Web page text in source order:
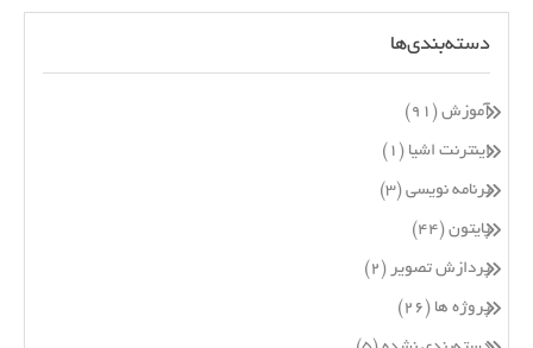
دسته‌بندی‌ها
آموزش (۹۱)
اینترنت اشیا (۱)
برنامه نویسی (۳)
پایتون (۴۴)
پردازش تصویر (۲)
پروژه ها (۲۶)